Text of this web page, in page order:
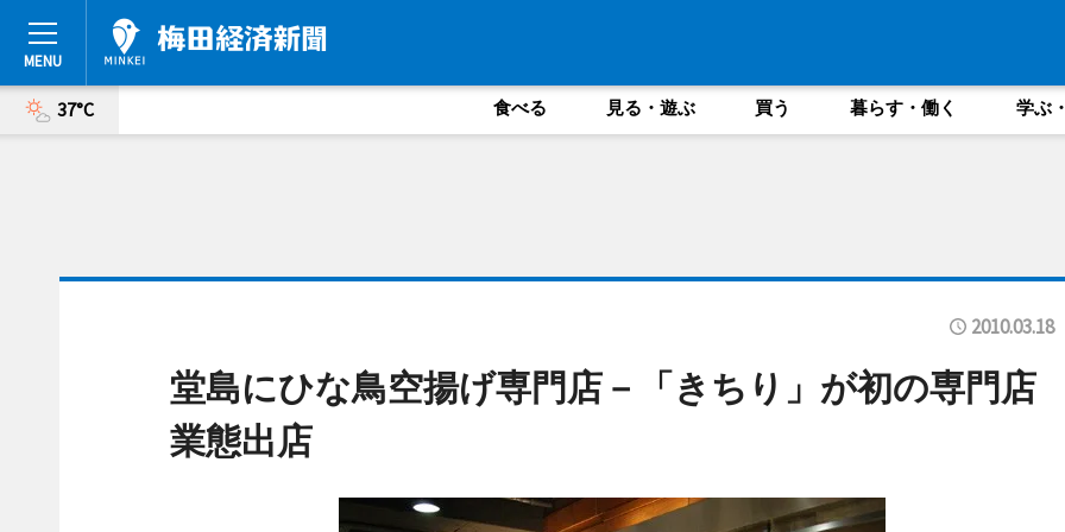
37°C 食べる 見る・遊ぶ 買う 暮らす・働く 学ぶ
2010.03.18
堂島にひな鳥空揚げ専門店－「きちり」が初の専門店
業態出店